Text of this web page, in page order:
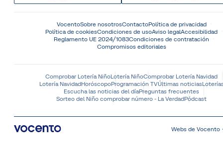
VocentoSobre nosotrosContactoPolítica de privacidad
Política de cookiesCondiciones de usoAviso legalAccesibilidad
Reglamento UE 2024/1083Condiciones de contratación
Compromisos editoriales
Comprobar Lotería NiñoLotería NiñoComprobar Lotería Navidad
Lotería NavidadHoróscopoProgramación TVÚltimas noticias
Escucha las noticias del díaPreguntas frecuentes
Sorteo del Niño comprobar número - La VerdadPódcast
Webs de Vocento